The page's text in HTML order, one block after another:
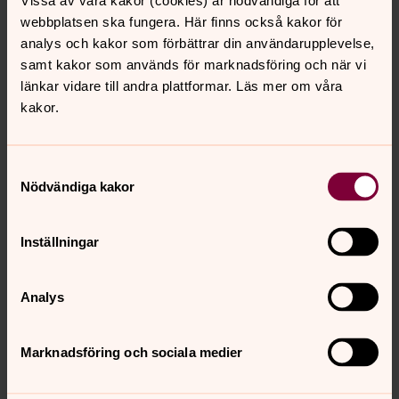
webbplatsen ska fungera. Här finns också kakor för
analys och kakor som förbättrar din användarupplevelse,
samt kakor som används för marknadsföring och när vi
länkar vidare till andra plattformar. Läs mer om våra
kakor.
Nödvändiga kakor
Inställningar
Analys
Marknadsföring och sociala medier
KR Protokoll 150324
KR Protokoll 150210
KR Protokoll 141022
KR Protokoll 140910
KR Protokoll 140115
KF Protokoll 131106